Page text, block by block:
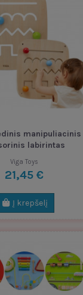
manipuliacinis
labirintas
Viga Toys
21,45 €
Į krepšelį